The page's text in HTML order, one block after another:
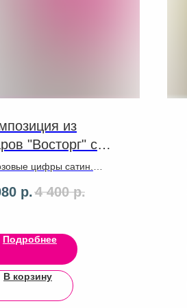
из
"Восторг" с
цифры сатин.
с мелким
р.4 400 р.
Подробнее
В корзину